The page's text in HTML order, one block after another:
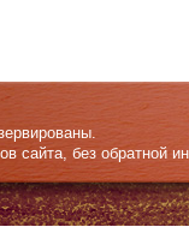
сайта, без обратной